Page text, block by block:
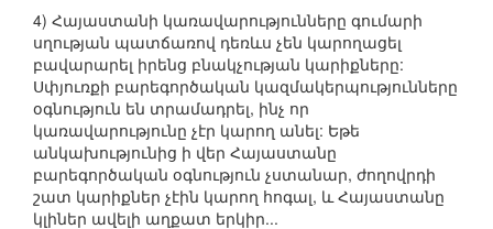
4) Հայաստանի կառավարությունները գումարի
սղության պատճառով դեռևս չեն կարողացել
բավարարել իրենց բնակչության կարիքները:
Սփյուռքի բարեգործական կազմակերպությունները
օգնություն են տրամադրել, ինչ որ
կառավարությունը չէր կարող անել: Եթե
անկախությունից ի վեր Հայաստանը
բարեգործական օգնություն չստանար, ժողովրդի
շատ կարիքներ չէին կարող հոգալ, և Հայաստանը
կլիներ ավելի աղքատ երկիր...